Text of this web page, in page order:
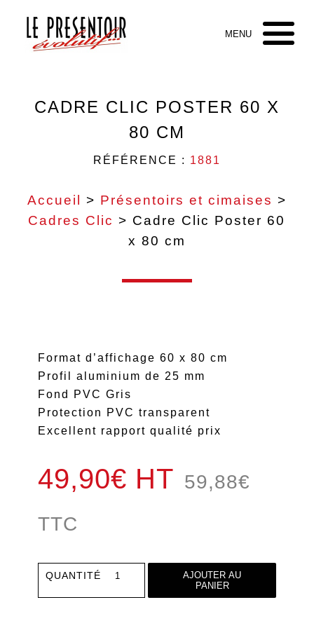
CADRE CLIC POSTER 60 X
80 CM
RÉFÉRENCE : 1881
Accueil > Présentoirs et cimaises >
Cadres Clic > Cadre Clic Poster 60
x 80 cm
Format d’affichage 60 x 80 cm
Profil aluminium de 25 mm
Fond PVC Gris
Protection PVC transparent
Excellent rapport qualité prix
49,90€ HT 59,88€
TTC
QUANTITÉquantité
AJOUTER AU
PANIER